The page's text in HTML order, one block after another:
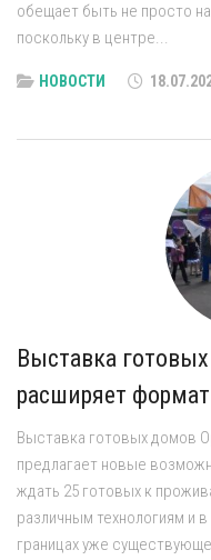
обещает быть не просто
поскольку в центре...
НОВОСТИ
Выставка
расширяет формат
Выставка готовых домов
предлагает новые
ждать 25 готовых к
различным технологиям и
границах уже